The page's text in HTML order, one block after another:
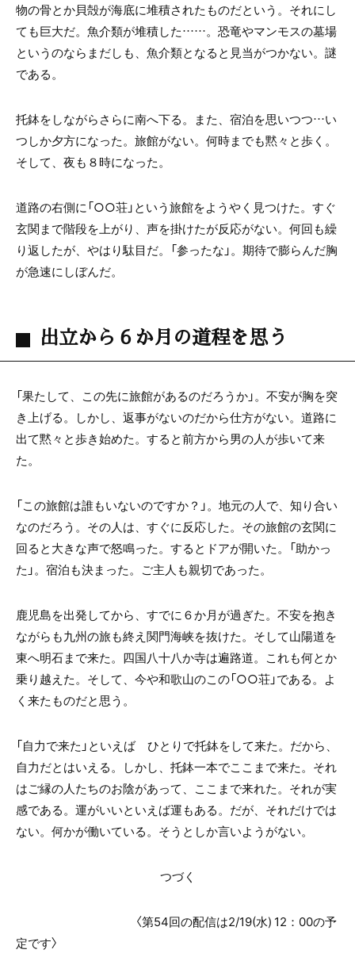
物の骨とか貝殻が海底に堆積されたものだという。それにし
ても巨大だ。魚介類が堆積した……。恐竜やマンモスの墓場
というのならまだしも、魚介類となると見当がつかない。謎
である。
托鉢をしながらさらに南へ下る。また、宿泊を思いつつ…い
つしか夕方になった。旅館がない。何時までも黙々と歩く。
そして、夜も８時になった。
道路の右側に「○○荘」という旅館をようやく見つけた。すぐ
玄関まで階段を上がり、声を掛けたが反応がない。何回も繰
り返したが、やはり駄目だ。「参ったな」。期待で膨らんだ胸
が急速にしぼんだ。
出立から６か月の道程を思う
「果たして、この先に旅館があるのだろうか」。不安が胸を突
き上げる。しかし、返事がないのだから仕方がない。道路に
出て黙々と歩き始めた。すると前方から男の人が歩いて来
た。
「この旅館は誰もいないのですか？」。地元の人で、知り合い
なのだろう。その人は、すぐに反応した。その旅館の玄関に
回ると大きな声で怒鳴った。するとドアが開いた。「助かっ
た」。宿泊も決まった。ご主人も親切であった。
鹿児島を出発してから、すでに６か月が過ぎた。不安を抱き
ながらも九州の旅も終え関門海峡を抜けた。そして山陽道を
東へ明石まで来た。四国八十八か寺は遍路道。これも何とか
乗り越えた。そして、今や和歌山のこの「○○荘」である。よ
く来たものだと思う。
「自力で来た」といえば ひとりで托鉢をして来た。だから、
自力だとはいえる。しかし、托鉢一本でここまで来た。それ
はご縁の人たちのお陰があって、ここまで来れた。それが実
感である。運がいいといえば運もある。だが、それだけでは
ない。何かが働いている。そうとしか言いようがない。
つづく
〈第54回の配信は2/19(水) 12：00の予
定です〉